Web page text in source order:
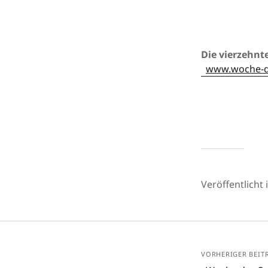
Die
www.woche-
Veröffentlicht
VORHERIGER